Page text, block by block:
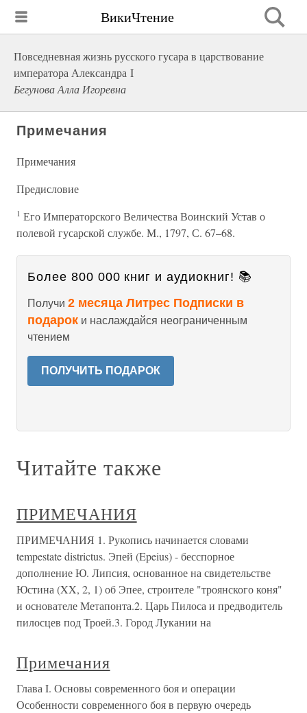
ВикиЧтение
Повседневная жизнь русского гусара в царствование
императора Александра I
Бегунова Алла Игоревна
Примечания
Примечания
Предисловие
1 Его Императорского Величества Воинский Устав о
полевой гусарской службе. М., 1797, С. 67–68.
Более 800 000 книг и аудиокниг! 📚
Получи 2 месяца Литрес Подписки в
подарок и наслаждайся неограниченным
чтением
ПОЛУЧИТЬ ПОДАРОК
Читайте также
ПРИМЕЧАНИЯ
ПРИМЕЧАНИЯ 1. Рукопись начинается словами
tempestate districtus. Эпей (Epeius) - бесспорное
дополнение Ю. Липсия, основанное на свидетельстве
Юстина (XX, 2, 1) об Эпее, строителе "троянского коня"
и основателе Метапонта.2. Царь Пилоса и предводитель
пилосцев под Троей.3. Город Лукании на
Примечания
Глава I. Основы современного боя и операции
Особенности современного боя в первую очередь